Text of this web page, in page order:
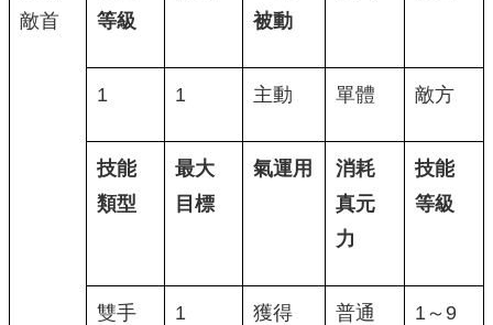
敵首
等級
被動
1 1 主動 單體 敵方
技能
類型
最大
目標
氣運用
消耗
真元
力
技能
等級
雙手
1 獲得 普通 1～9